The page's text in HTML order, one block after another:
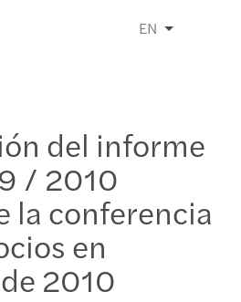
EN
del informe
/ 2010
la conferencia
en
2010